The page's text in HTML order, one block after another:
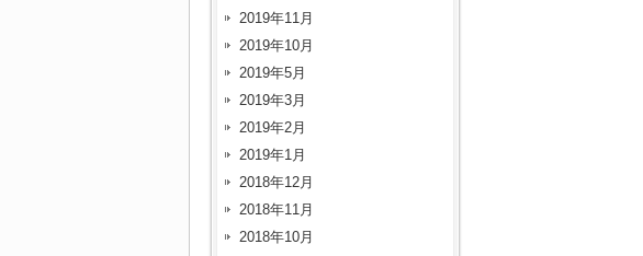
2019年11月
2019年10月
2019年5月
2019年3月
2019年2月
2019年1月
2018年12月
2018年11月
2018年10月